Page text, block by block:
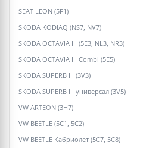
SEAT LEON (5F1)
SKODA KODIAQ (NS7, NV7)
SKODA OCTAVIA III (5E3, NL3, NR3)
SKODA OCTAVIA III Combi (5E5)
SKODA SUPERB III (3V3)
SKODA SUPERB III универсал (3V5)
VW ARTEON (3H7)
VW BEETLE (5C1, 5C2)
VW BEETLE Кабриолет (5C7, 5C8)